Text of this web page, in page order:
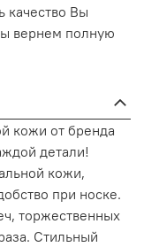
качество Вы
вернем полную
кожи от бренда
детали!
кожи,
при носке.
торжественных
Стильный